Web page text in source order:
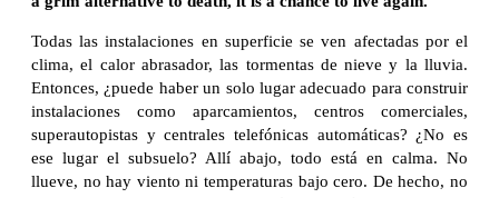
Todas las instalaciones en superficie se ven afectadas por el
clima, el calor abrasador, las tormentas de nieve y la lluvia.
Entonces, ¿puede haber un solo lugar adecuado para construir
instalaciones como aparcamientos, centros comerciales,
superautopistas y centrales telefónicas automáticas? ¿No es
ese lugar el subsuelo? Allí abajo, todo está en calma. No
llueve, no hay viento ni temperaturas bajo cero. De hecho, no